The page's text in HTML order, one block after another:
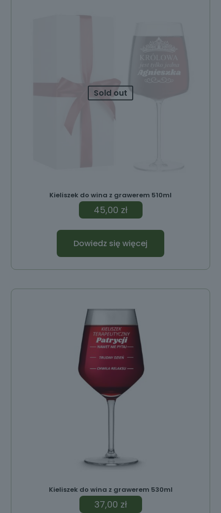
Sold out
Kieliszek do wina z grawerem 510ml
45,00 zł
Dowiedz się więcej
Kieliszek do wina z grawerem 530ml
37,00 zł